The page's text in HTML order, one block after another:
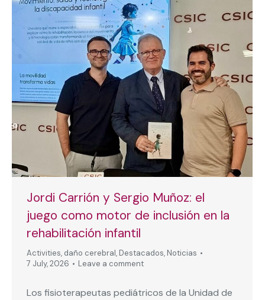
Jordi Carrión y Sergio Muñoz: el
juego como motor de inclusión en la
rehabilitación infantil
Activities, daño cerebral, Destacados, Noticias
7 July, 2026
Leave a comment
Los fisioterapeutas pediátricos de la Unidad de